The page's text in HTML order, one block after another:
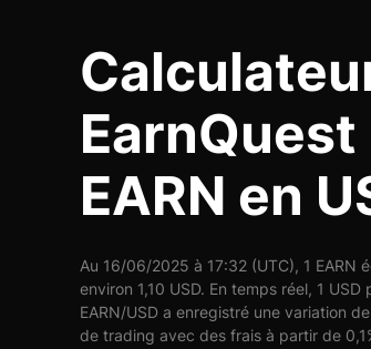
EARN en
Au 16/06/2025 à 17:32 (UTC), 1 EARN
environ 1,10 USD. En temps réel, 1
EARN/USD a enregistré une variation
de trading avec des frais à partir de